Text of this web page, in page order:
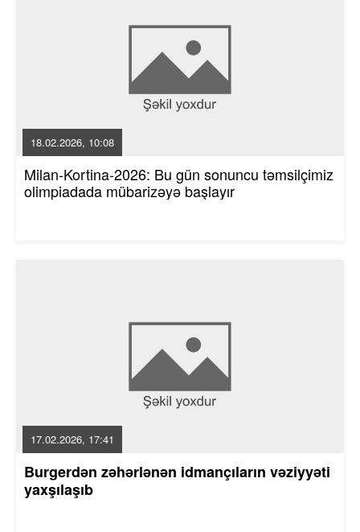
18.02.2026, 10:08
Milan-Kortina-2026: Bu gün sonuncu təmsilçimiz
olimpiadada mübarizəyə başlayır
17.02.2026, 17:41
Burgerdən zəhərlənən idmançıların vəziyyəti
yaxşılaşıb